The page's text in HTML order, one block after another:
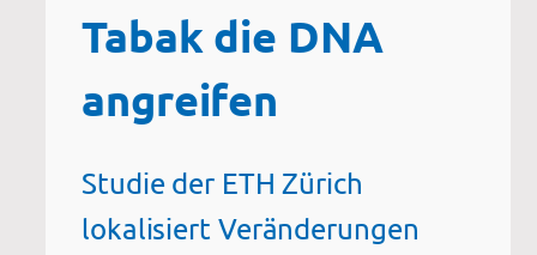
Tabak die DNA
angreifen
Studie der ETH Zürich
lokalisiert Veränderungen